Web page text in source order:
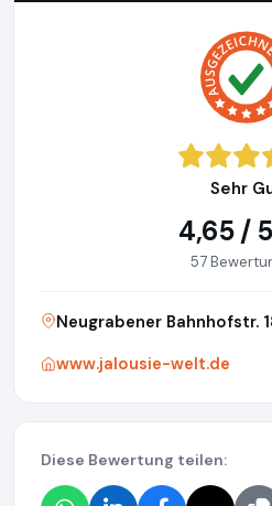
Sehr
4,65 /
57
Neugrabener Bahnhofstr.
www.jalousie-welt.de
Diese Bewertung teilen: